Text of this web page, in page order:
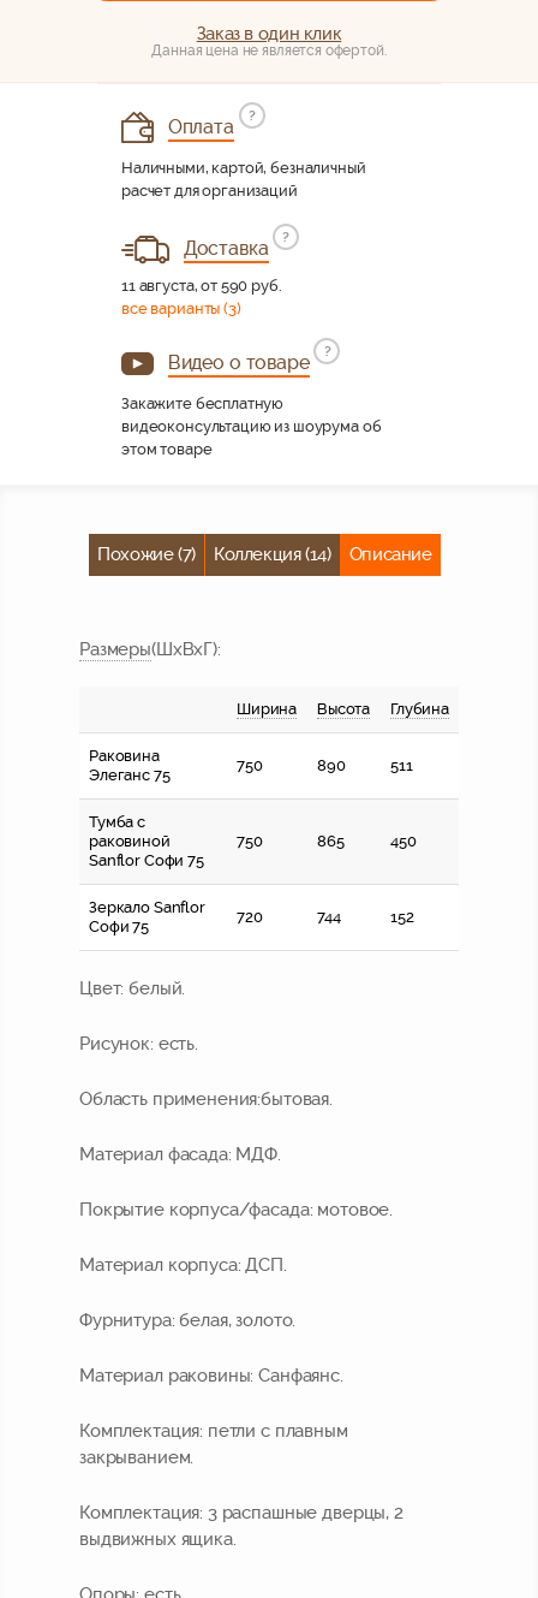
Заказ в один клик
Данная цена не является офертой.
Оплата
?
Наличными, картой, безналичный
расчет для организаций
Доставка
?
11 августа, от 590 руб.
все варианты (3)
Видео о товаре
?
Закажите бесплатную
видеоконсультацию из шоурума об
этом товаре
Похожие (7) Коллекция (14) Описание
Размеры(ШхВхГ):
Ширина Высота Глубина
Раковина
Элеганс 75
750 890 511
Тумба c
раковиной
Sanflor Софи 75
750 865 450
Зеркало Sanflor
Софи 75
720 744 152
Цвет: белый.
Рисунок: есть.
Область применения:бытовая.
Материал фасада: МДФ.
Покрытие корпуса/фасада: мотовое.
Материал корпуса: ДСП.
Фурнитура: белая, золото.
Материал раковины: Санфаянс.
Комплектация: петли с плавным
закрыванием.
Комплектация: 3 распашные дверцы, 2
выдвижных ящика.